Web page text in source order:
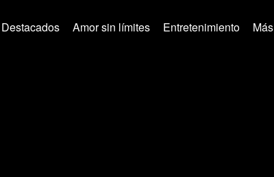
Destacados Amor sin límites Entretenimiento Más